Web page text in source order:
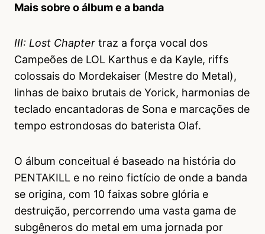
Mais sobre o álbum e a banda
III: Lost Chapter traz a força vocal dos
Campeões de LOL Karthus e da Kayle, riffs
colossais do Mordekaiser (Mestre do Metal),
linhas de baixo brutais de Yorick, harmonias de
teclado encantadoras de Sona e marcações de
tempo estrondosas do baterista Olaf.
O álbum conceitual é baseado na história do
PENTAKILL e no reino fictício de onde a banda
se origina, com 10 faixas sobre glória e
destruição, percorrendo uma vasta gama de
subgêneros do metal em uma jornada por